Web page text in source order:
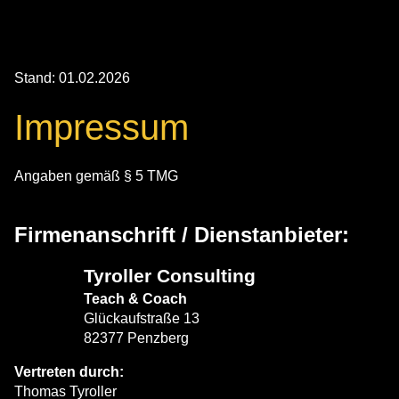
Stand: 01.02.2026
Impressum
Angaben gemäß § 5 TMG
Firmenanschrift / Dienstanbieter:
Tyroller Consulting
Teach & Coach
Glückaufstraße 13
82377 Penzberg
Vertreten durch:
Thomas Tyroller